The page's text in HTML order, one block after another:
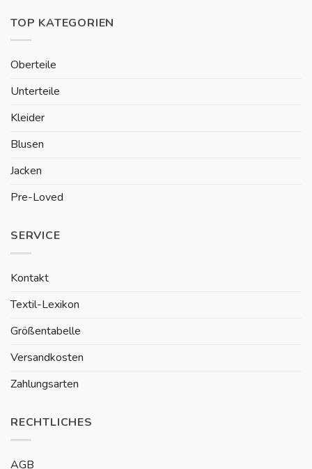
TOP KATEGORIEN
Oberteile
Unterteile
Kleider
Blusen
Jacken
Pre-Loved
SERVICE
Kontakt
Textil-Lexikon
Größentabelle
Versandkosten
Zahlungsarten
RECHTLICHES
AGB